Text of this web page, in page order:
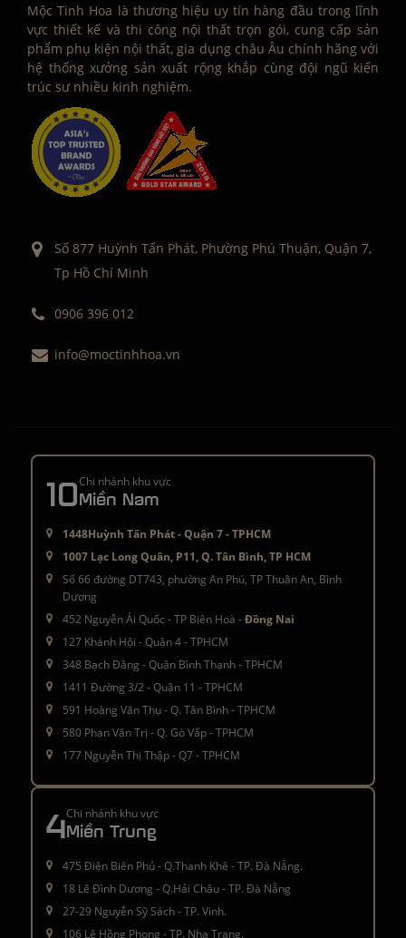
Mộc Tinh Hoa là thương hiệu uy tín hàng đầu trong lĩnh
vực thiết kế và thi công nội thất trọn gói, cung cấp sản
phẩm phụ kiện nội thất, gia dụng châu Âu chính hãng với
hệ thống xưởng sản xuất rộng khắp cùng đội ngũ kiến
trúc sư nhiều kinh nghiệm.
Số 877 Huỳnh Tấn Phát, Phường Phú Thuận, Quận 7,
Tp Hồ Chí Minh
0906 396 012
info@moctinhhoa.vn
10Chi nhánh khu vực
Miền Nam
1448Huỳnh Tấn Phát - Quận 7 - TPHCM
1007 Lạc Long Quân, P11, Q. Tân Bình, TP HCM
Số 66 đường DT743, phường An Phú, TP Thuận An, Bình
Dương
452 Nguyễn Ái Quốc - TP Biên Hoà -Đồng Nai
127 Khánh Hội - Quận 4 - TPHCM
348 Bạch Đằng - Quận Bình Thạnh - TPHCM
1411 Đường 3/2 - Quận 11 - TPHCM
591 Hoàng Văn Thụ - Q. Tân Bình - TPHCM
580 Phan Văn Trị - Q. Gò Vấp - TPHCM
177 Nguyễn Thị Thập - Q7 - TPHCM
4Chi nhánh khu vực
Miền Trung
475 Điện Biên Phủ - Q.Thanh Khê - TP. Đà Nẵng.
18 Lê Đình Dương - Q.Hải Châu - TP. Đà Nẵng
27-29 Nguyễn Sỹ Sách - TP. Vinh.
106 Lê Hồng Phong - TP. Nha Trang.